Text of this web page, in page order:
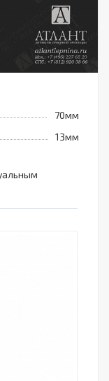
70мм
13мм